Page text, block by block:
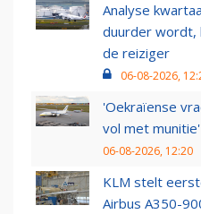
Analyse
duurder wordt,
de reiziger
06-08-2026,
'Oekraïense
vol met munitie'
06-08-2026, 12:20
KLM stelt
Airbus A350-